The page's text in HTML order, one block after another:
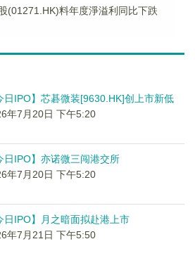
(01271.HK)料年度淨溢利同比下跌
日IPO】芯碁微装[9630.HK]创上市新低
年7月20日 下午5:20
日IPO】亦诺微三闯港交所
年7月20日 下午5:20
日IPO】月之暗面拟赴港上市
年7月21日 下午5:50